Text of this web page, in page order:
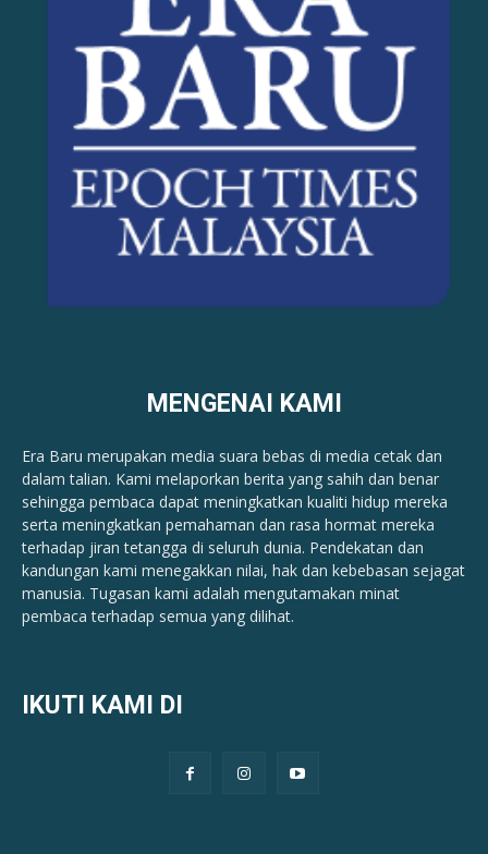
MENGENAI KAMI
Era Baru merupakan media suara bebas di media cetak dan
dalam talian. Kami melaporkan berita yang sahih dan benar ​​
sehingga pembaca dapat meningkatkan kualiti hidup mereka
serta meningkatkan pemahaman dan rasa hormat mereka
terhadap jiran tetangga di seluruh dunia. Pendekatan dan
kandungan kami menegakkan nilai, hak dan kebebasan sejagat
manusia. Tugasan kami adalah mengutamakan minat
pembaca terhadap semua yang dilihat.
IKUTI KAMI DI